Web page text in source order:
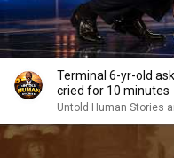
Terminal 6-yr-old
cried for 10 minutes
Untold Human Stories